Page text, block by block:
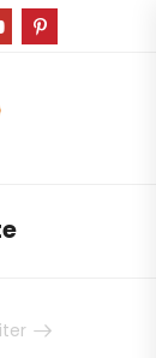
Garantie und
Überwintert